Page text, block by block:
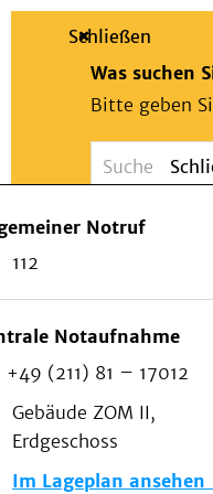
Suche
Schließen
Was suchen
Bitte geben
Wählen Sie
Notruf
112
Notaufnahme
+49 (211) 81 – 17012
Gebäude ZOM II,
Erdgeschoss
Im Lageplan ansehen
Patienten &
Als Patient
Beratung
Notfall
Forschung & Lehre